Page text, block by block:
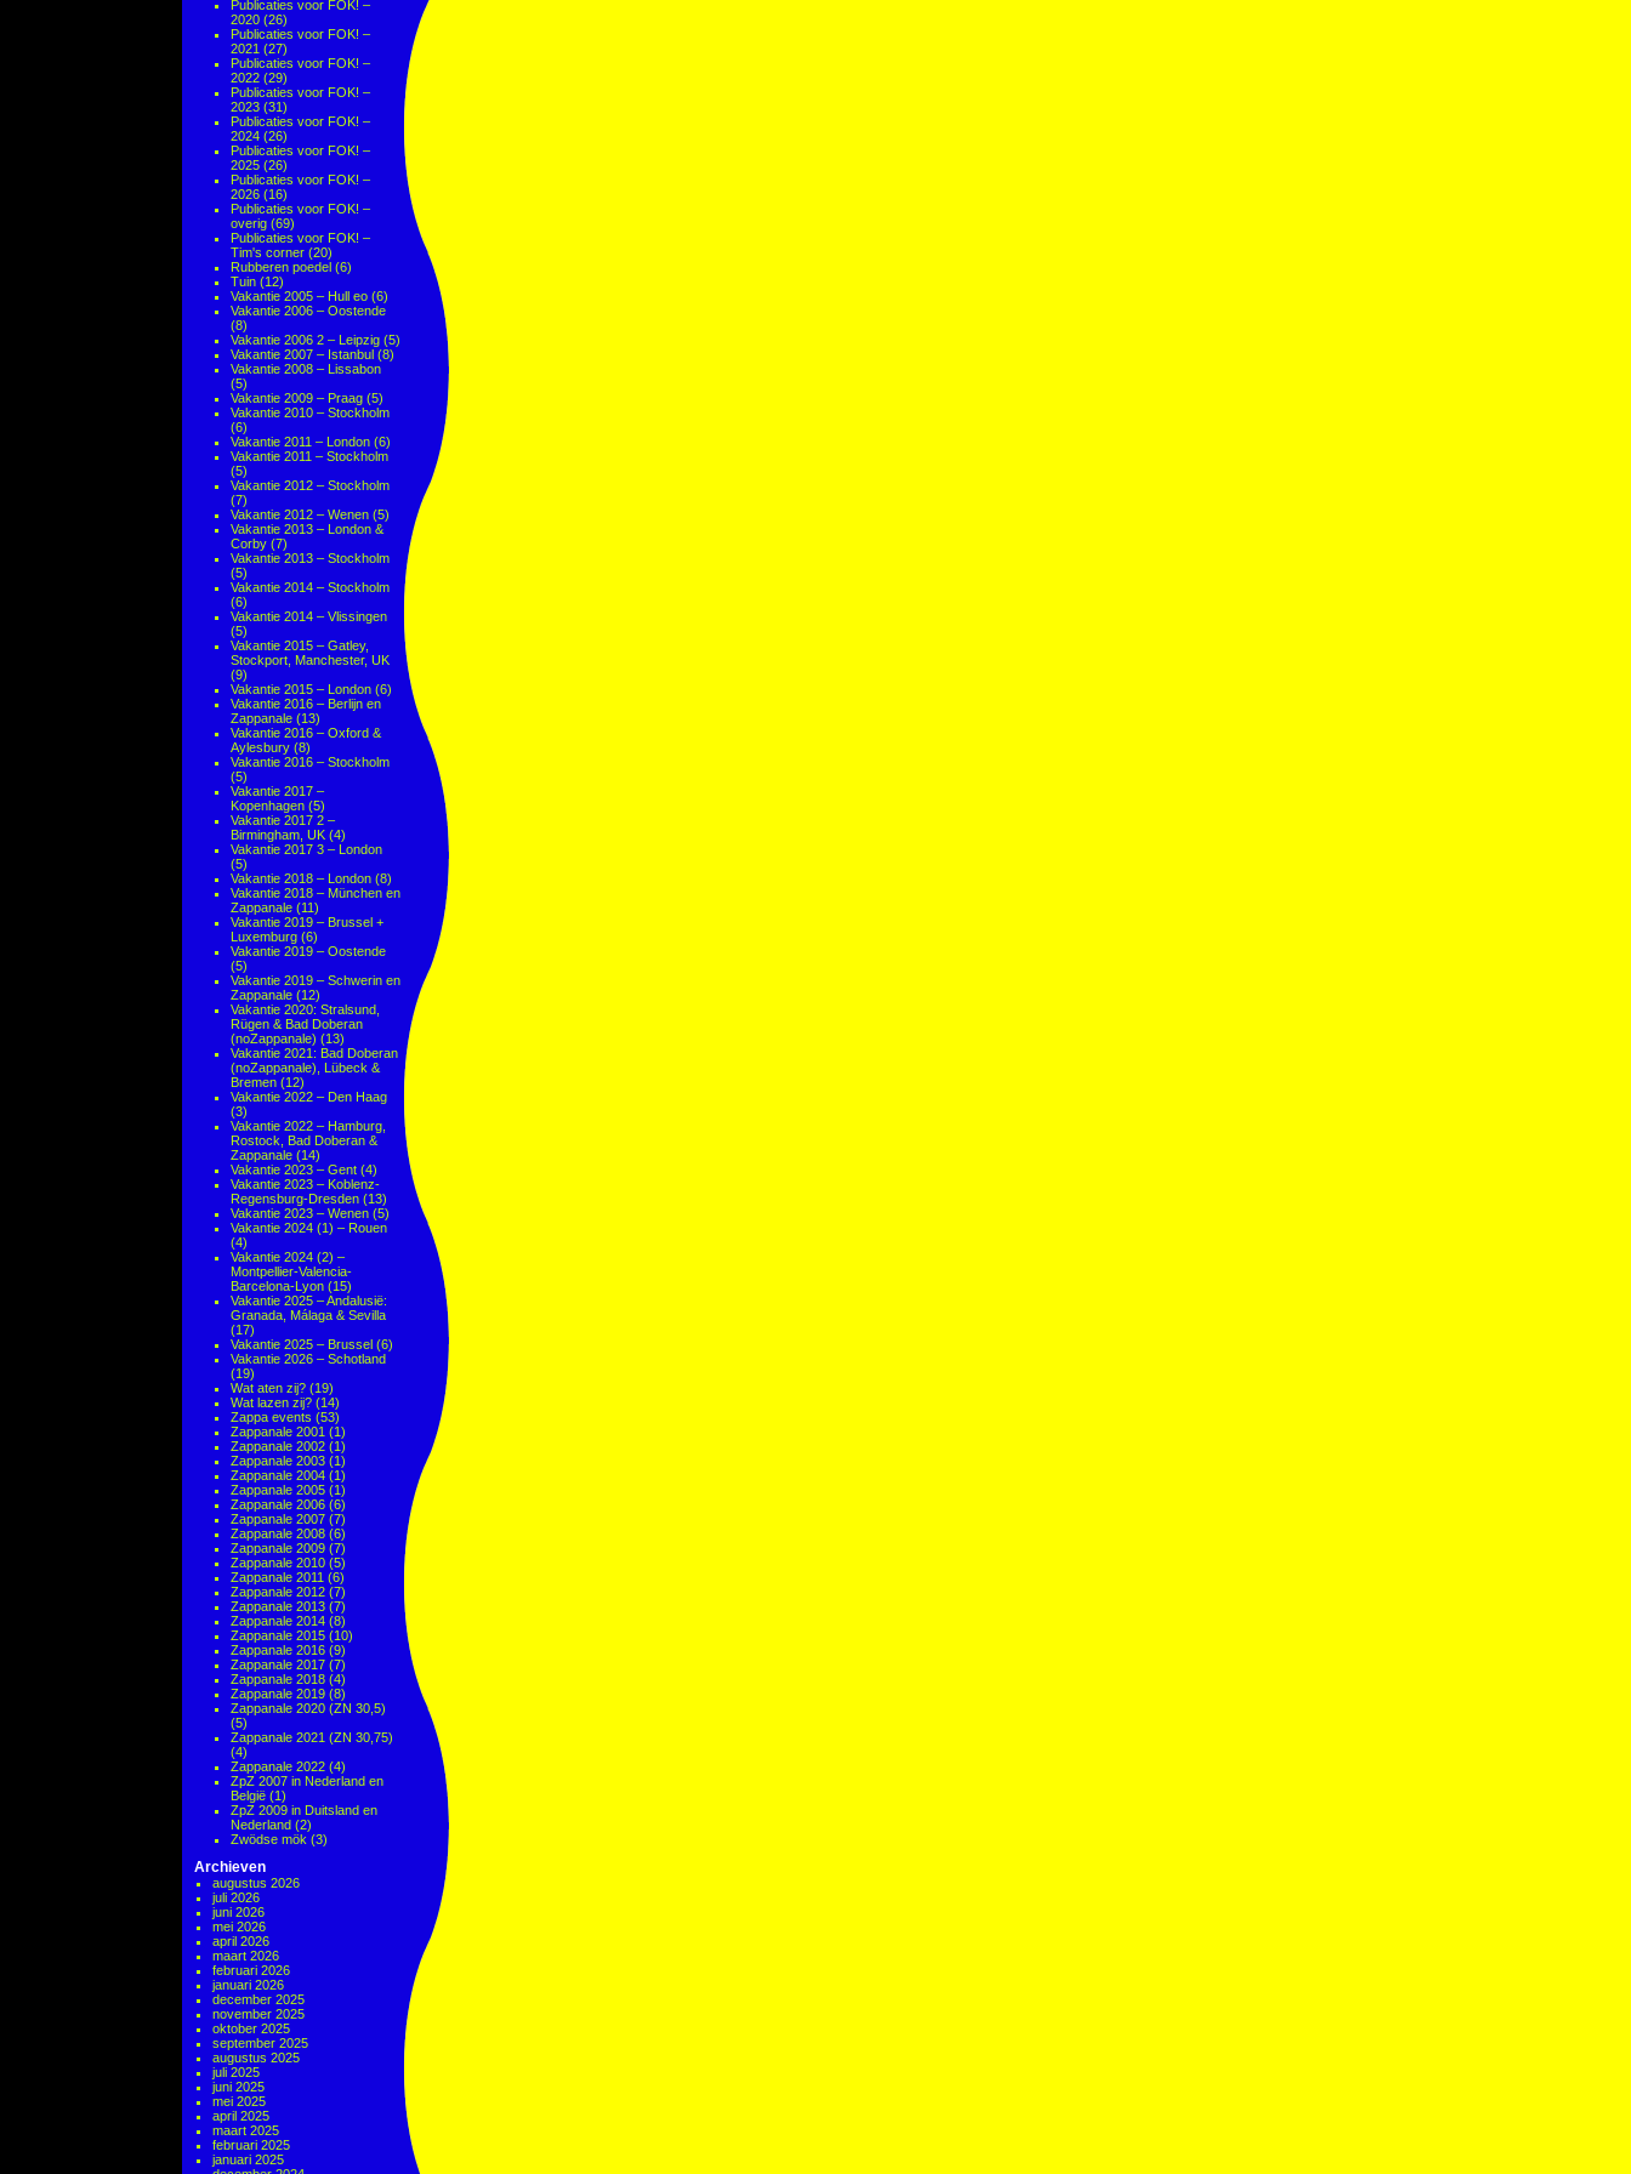
Publicaties voor FOK! –
2020 (26)
Publicaties voor FOK! –
2021 (27)
Publicaties voor FOK! –
2022 (29)
Publicaties voor FOK! –
2023 (31)
Publicaties voor FOK! –
2024 (26)
Publicaties voor FOK! –
2025 (26)
Publicaties voor FOK! –
2026 (16)
Publicaties voor FOK! –
overig (69)
Publicaties voor FOK! –
Tim's corner (20)
Rubberen poedel (6)
Tuin (12)
Vakantie 2005 – Hull eo (6)
Vakantie 2006 – Oostende
(8)
Vakantie 2006 2 – Leipzig (5)
Vakantie 2007 – Istanbul (8)
Vakantie 2008 – Lissabon
(5)
Vakantie 2009 – Praag (5)
Vakantie 2010 – Stockholm
(6)
Vakantie 2011 – London (6)
Vakantie 2011 – Stockholm
(5)
Vakantie 2012 – Stockholm
(7)
Vakantie 2012 – Wenen (5)
Vakantie 2013 – London &
Corby (7)
Vakantie 2013 – Stockholm
(5)
Vakantie 2014 – Stockholm
(6)
Vakantie 2014 – Vlissingen
(5)
Vakantie 2015 – Gatley,
Stockport, Manchester, UK
(9)
Vakantie 2015 – London (6)
Vakantie 2016 – Berlijn en
Zappanale (13)
Vakantie 2016 – Oxford &
Aylesbury (8)
Vakantie 2016 – Stockholm
(5)
Vakantie 2017 –
Kopenhagen (5)
Vakantie 2017 2 –
Birmingham, UK (4)
Vakantie 2017 3 – London
(5)
Vakantie 2018 – London (8)
Vakantie 2018 – München en
Zappanale (11)
Vakantie 2019 – Brussel +
Luxemburg (6)
Vakantie 2019 – Oostende
(5)
Vakantie 2019 – Schwerin en
Zappanale (12)
Vakantie 2020: Stralsund,
Rügen & Bad Doberan
(noZappanale) (13)
Vakantie 2021: Bad Doberan
(noZappanale), Lübeck &
Bremen (12)
Vakantie 2022 – Den Haag
(3)
Vakantie 2022 – Hamburg,
Rostock, Bad Doberan &
Zappanale (14)
Vakantie 2023 – Gent (4)
Vakantie 2023 – Koblenz-
Regensburg-Dresden (13)
Vakantie 2023 – Wenen (5)
Vakantie 2024 (1) – Rouen
(4)
Vakantie 2024 (2) –
Montpellier-Valencia-
Barcelona-Lyon (15)
Vakantie 2025 – Andalusië:
Granada, Málaga & Sevilla
(17)
Vakantie 2025 – Brussel (6)
Vakantie 2026 – Schotland
(19)
Wat aten zij? (19)
Wat lazen zij? (14)
Zappa events (53)
Zappanale 2001 (1)
Zappanale 2002 (1)
Zappanale 2003 (1)
Zappanale 2004 (1)
Zappanale 2005 (1)
Zappanale 2006 (6)
Zappanale 2007 (7)
Zappanale 2008 (6)
Zappanale 2009 (7)
Zappanale 2010 (5)
Zappanale 2011 (6)
Zappanale 2012 (7)
Zappanale 2013 (7)
Zappanale 2014 (8)
Zappanale 2015 (10)
Zappanale 2016 (9)
Zappanale 2017 (7)
Zappanale 2018 (4)
Zappanale 2019 (8)
Zappanale 2020 (ZN 30,5)
(5)
Zappanale 2021 (ZN 30,75)
(4)
Zappanale 2022 (4)
ZpZ 2007 in Nederland en
België (1)
ZpZ 2009 in Duitsland en
Nederland (2)
Zwödse mök (3)
Archieven
augustus 2026
juli 2026
juni 2026
mei 2026
april 2026
maart 2026
februari 2026
januari 2026
december 2025
november 2025
oktober 2025
september 2025
augustus 2025
juli 2025
juni 2025
mei 2025
april 2025
maart 2025
februari 2025
januari 2025